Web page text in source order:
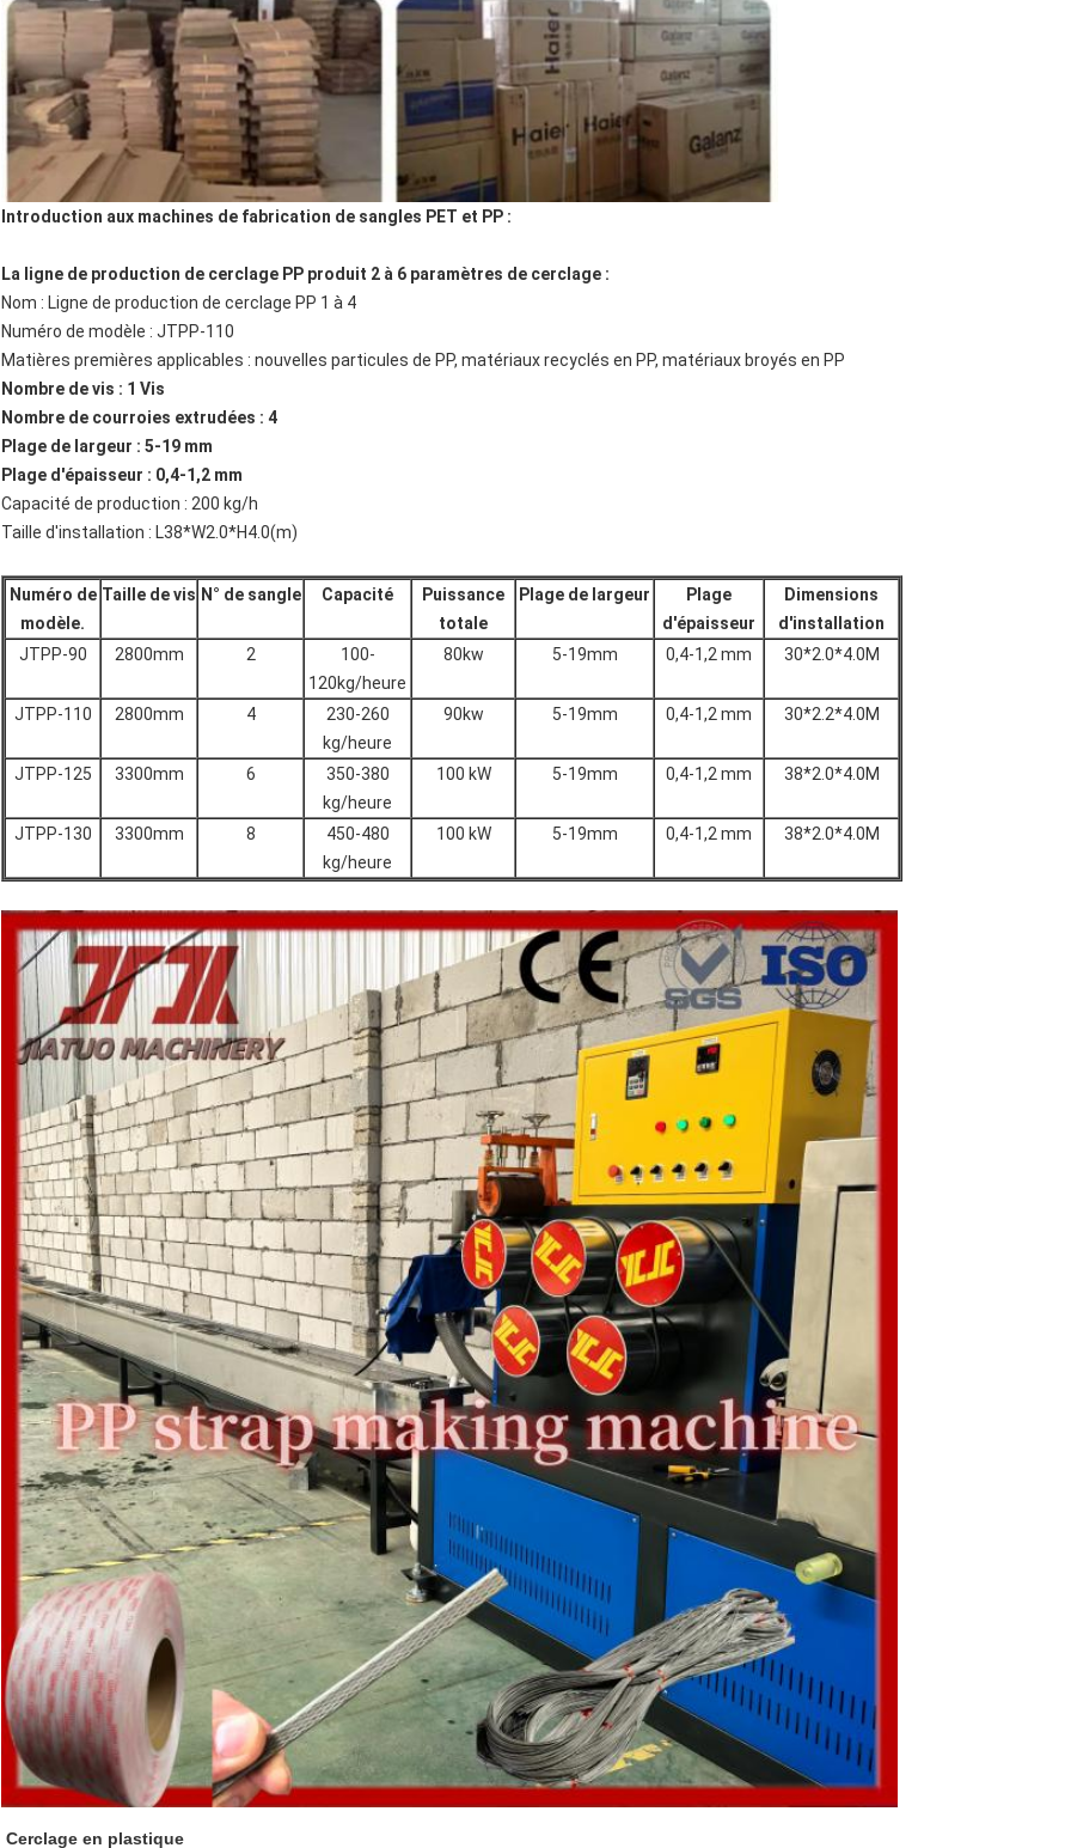
Introduction aux machines de fabrication de sangles PET et PP :
La ligne de production de cerclage PP produit 2 à 6 paramètres de cerclage :
Nom : Ligne de production de cerclage PP 1 à 4
Numéro de modèle : JTPP-110
Matières premières applicables : nouvelles particules de PP, matériaux recyclés en PP, matériaux broyés en PP
Nombre de vis : 1 Vis
Nombre de courroies extrudées : 4
Plage de largeur : 5-19 mm
Plage d'épaisseur : 0,4-1,2 mm
Capacité de production : 200 kg/h
Taille d'installation : L38*W2.0*H4.0(m)
Numéro de
modèle.
Taille de vis N° de sangle Capacité
Puissance
totale
Plage de largeur
Plage
d'épaisseur
Dimensions
d'installation
JTPP-90
2800mm 2
100-
120kg/heure
80kw 5-19mm 0,4-1,2 mm 30*2.0*4.0M
JTPP-110 2800mm 4
230-260
kg/heure
90kw 5-19mm 0,4-1,2 mm 30*2.2*4.0M
JTPP-125 3300mm 6
350-380
kg/heure
100 kW 5-19mm 0,4-1,2 mm 38*2.0*4.0M
JTPP-130 3300mm 8
450-480
kg/heure
100 kW 5-19mm 0,4-1,2 mm 38*2.0*4.0M
Cerclage en plastique